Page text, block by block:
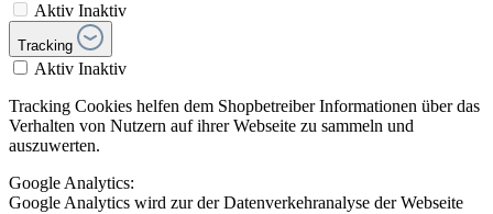
Aktiv Inaktiv
Tracking
Aktiv Inaktiv
Tracking Cookies helfen dem Shopbetreiber Informationen über das
Verhalten von Nutzern auf ihrer Webseite zu sammeln und
auszuwerten.
Google Analytics:
Google Analytics wird zur der Datenverkehranalyse der Webseite